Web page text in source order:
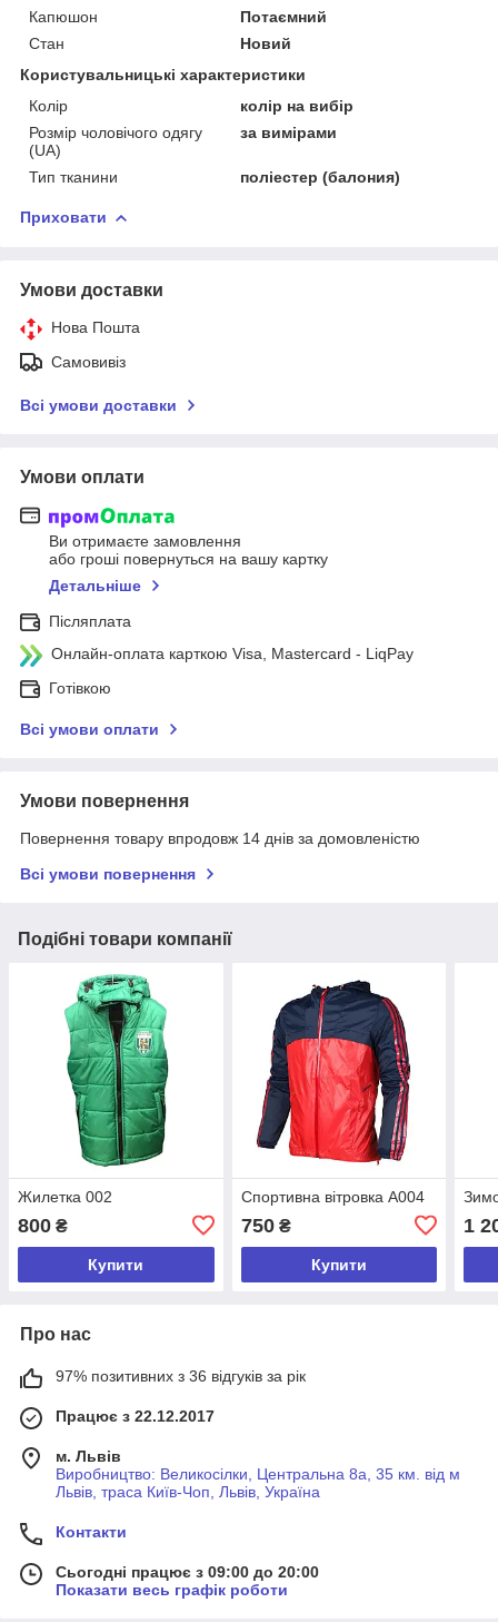
Капюшон
Потаємний
Стан
Новий
Користувальницькі характеристики
Колір
колір на вибір
Розмір чоловічого одягу
(UA)
за вимірами
Тип тканини поліестер (балония)
Приховати
Умови доставки
Нова Пошта
Самовивіз
Всі умови доставки
Умови оплати
Ви отримаєте замовлення
або гроші повернуться на вашу картку
Детальніше
Післяплата
Онлайн-оплата карткою Visa, Mastercard - LiqPay
Готівкою
Всі умови оплати
Умови повернення
Повернення товару впродовж 14 днів за домовленістю
Всі умови повернення
Подібні товари компанії
Жилетка 002
800 ₴
Купити
Спортивна вітровка А004
750₴
Купити
1
Про нас
97% позитивних з 36 відгуків за рік
Працює з 22.12.2017
м. Львів
Виробництво: Великосілки, Центральна 8а, 35 км. від м
Львів, траса Київ-Чоп, Львів, Україна
Контакти
Сьогодні працює з 09:00 до 20:00
Показати весь графік роботи